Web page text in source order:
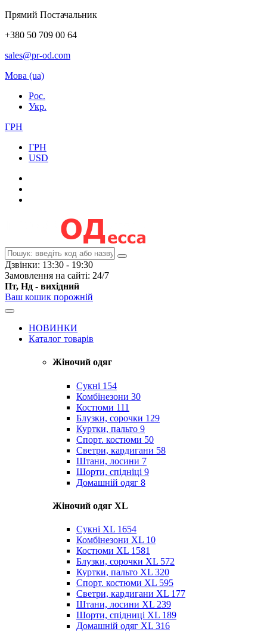
Прямий Постачальник
+380 50 709 00 64
sales@pr-od.com
Мова (ua)
Рос.
Укр.
ГРН
ГРН
USD
Дзвінки: 13:30 - 19:30
Замовлення на сайті: 24/7
Пт, Нд - вихідний
Ваш кошик порожній
НОВИНКИ
Каталог товарів
Жіночий одяг
Сукні 154
Комбінезони 30
Костюми 111
Блузки, сорочки 129
Куртки, пальто 9
Спорт. костюми 50
Светри, кардигани 58
Штани, лосини 7
Шорти, спідніці 9
Домашній одяг 8
Жіночий одяг XL
Cукні XL 1654
Комбінезони XL 10
Костюми XL 1581
Блузки, сорочки XL 572
Куртки, пальто XL 320
Спорт. костюми XL 595
Светри, кардигани XL 177
Штани, лосини XL 239
Шорти, спідниці XL 189
Домашній одяг XL 316